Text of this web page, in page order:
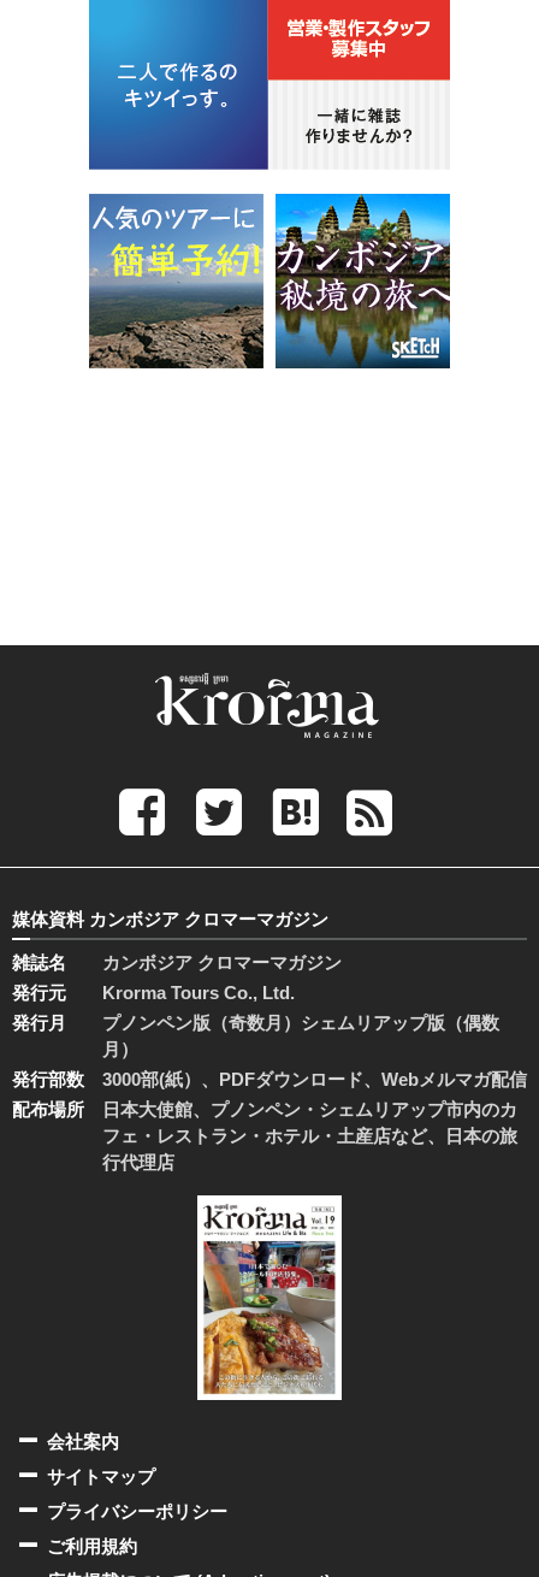
媒体資料 カンボジア クロマーマガジン
雑誌名
カンボジア クロマーマガジン
発行元
Krorma Tours Co., Ltd.
発行月
プノンペン版（奇数月）シェムリアップ版（偶数
月）
発行部数
3000部(紙）、PDFダウンロード、Webメルマガ配信
配布場所
日本大使館、プノンペン・シェムリアップ市内のカ
フェ・レストラン・ホテル・土産店など、日本の旅
行代理店
会社案内
サイトマップ
プライバシーポリシー
ご利用規約